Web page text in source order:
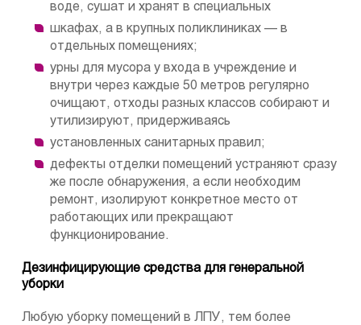
воде, сушат и хранят в специальных
шкафах, а в крупных поликлиниках — в
отдельных помещениях;
урны для мусора у входа в учреждение и
внутри через каждые 50 метров регулярно
очищают, отходы разных классов собирают и
утилизируют, придерживаясь
установленных санитарных правил;
дефекты отделки помещений устраняют сразу
же после обнаружения, а если необходим
ремонт, изолируют конкретное место от
работающих или прекращают
функционирование.
Дезинфицирующие средства для генеральной
уборки
Любую уборку помещений в ЛПУ, тем более